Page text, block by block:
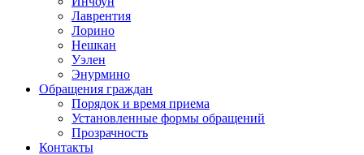
Лаврентия
Лорино
Нешкан
Уэлен
Энурмино
Обращения граждан
Порядок и время приема
Установленные формы обращений
Прозрачность
Контакты